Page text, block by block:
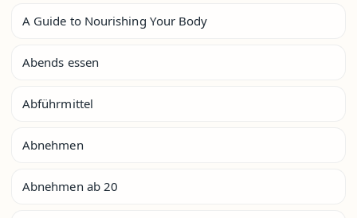
A Guide to Nourishing Your Body
Abends essen
Abführmittel
Abnehmen
Abnehmen ab 20